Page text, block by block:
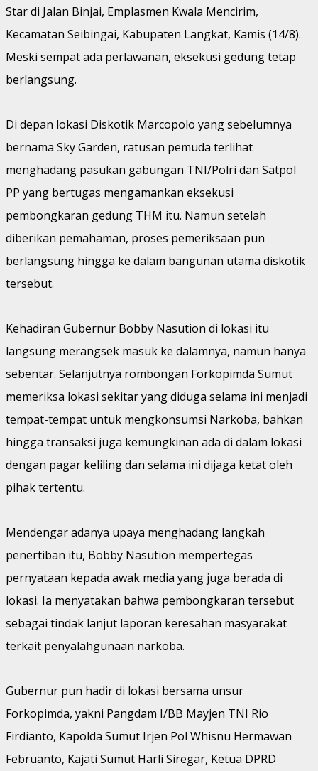
Star di Jalan Binjai, Emplasmen Kwala Mencirim,
Kecamatan Seibingai, Kabupaten Langkat, Kamis (14/8).
Meski sempat ada perlawanan, eksekusi gedung tetap
berlangsung.
Di depan lokasi Diskotik Marcopolo yang sebelumnya
bernama Sky Garden, ratusan pemuda terlihat
menghadang pasukan gabungan TNI/Polri dan Satpol
PP yang bertugas mengamankan eksekusi
pembongkaran gedung THM itu. Namun setelah
diberikan pemahaman, proses pemeriksaan pun
berlangsung hingga ke dalam bangunan utama diskotik
tersebut.
Kehadiran Gubernur Bobby Nasution di lokasi itu
langsung merangsek masuk ke dalamnya, namun hanya
sebentar. Selanjutnya rombongan Forkopimda Sumut
memeriksa lokasi sekitar yang diduga selama ini menjadi
tempat-tempat untuk mengkonsumsi Narkoba, bahkan
hingga transaksi juga kemungkinan ada di dalam lokasi
dengan pagar keliling dan selama ini dijaga ketat oleh
pihak tertentu.
Mendengar adanya upaya menghadang langkah
penertiban itu, Bobby Nasution mempertegas
pernyataan kepada awak media yang juga berada di
lokasi. Ia menyatakan bahwa pembongkaran tersebut
sebagai tindak lanjut laporan keresahan masyarakat
terkait penyalahgunaan narkoba.
Gubernur pun hadir di lokasi bersama unsur
Forkopimda, yakni Pangdam I/BB Mayjen TNI Rio
Firdianto, Kapolda Sumut Irjen Pol Whisnu Hermawan
Februanto, Kajati Sumut Harli Siregar, Ketua DPRD